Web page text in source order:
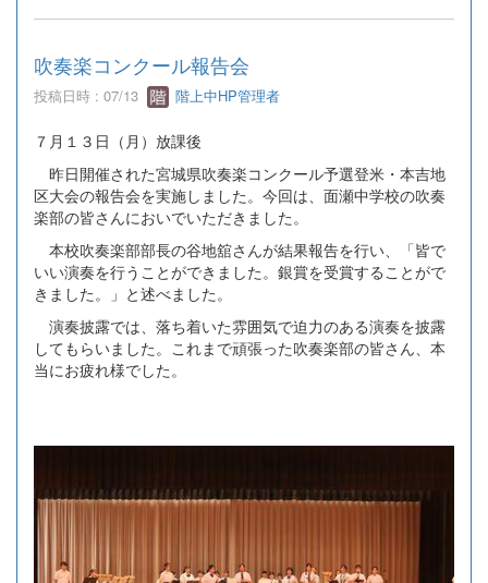
吹奏楽コンクール報告会
投稿日時 : 07/13 階上中HP管理者
７月１３日（月）放課後
昨日開催された宮城県吹奏楽コンクール予選登米・本吉地
区大会の報告会を実施しました。今回は、面瀬中学校の吹奏
楽部の皆さんにおいでいただきました。
本校吹奏楽部部長の谷地舘さんが結果報告を行い、「皆で
いい演奏を行うことができました。銀賞を受賞することがで
きました。」と述べました。
演奏披露では、落ち着いた雰囲気で迫力のある演奏を披露
してもらいました。これまで頑張った吹奏楽部の皆さん、本
当にお疲れ様でした。